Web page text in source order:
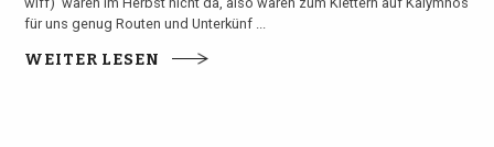
für uns genug Routen und Unterkünf ...
WEITER LESEN